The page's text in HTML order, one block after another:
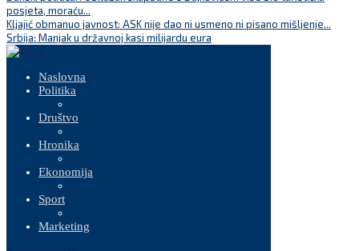
posjeta, moraću...
Kljajić obmanuo javnost: ASK nije dao ni usmeno ni pisano mišljenje...
Srbija: Manjak u državnoj kasi milijardu eura
Naslovna
Politika
Društvo
Hronika
Ekonomija
Sport
Marketing